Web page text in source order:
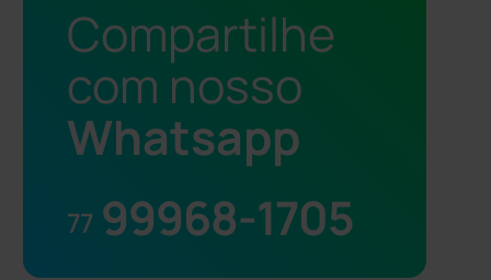
Compartilhe
com nosso
Whatsapp
77 99968-1705